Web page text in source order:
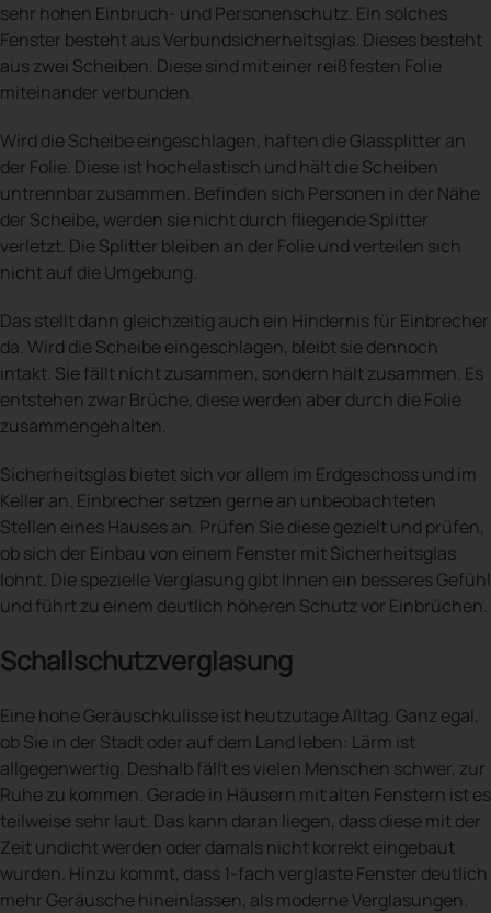
sehr hohen Einbruch- und Personenschutz. Ein solches
Fenster besteht aus Verbundsicherheitsglas. Dieses besteht
aus zwei Scheiben. Diese sind mit einer reißfesten Folie
miteinander verbunden.
Wird die Scheibe eingeschlagen, haften die Glassplitter an
der Folie. Diese ist hochelastisch und hält die Scheiben
untrennbar zusammen. Befinden sich Personen in der Nähe
der Scheibe, werden sie nicht durch fliegende Splitter
verletzt. Die Splitter bleiben an der Folie und verteilen sich
nicht auf die Umgebung.
Das stellt dann gleichzeitig auch ein Hindernis für Einbrecher
da. Wird die Scheibe eingeschlagen, bleibt sie dennoch
intakt. Sie fällt nicht zusammen, sondern hält zusammen. Es
entstehen zwar Brüche, diese werden aber durch die Folie
zusammengehalten.
Sicherheitsglas bietet sich vor allem im Erdgeschoss und im
Keller an. Einbrecher setzen gerne an unbeobachteten
Stellen eines Hauses an. Prüfen Sie diese gezielt und prüfen,
ob sich der Einbau von einem Fenster mit Sicherheitsglas
lohnt. Die spezielle Verglasung gibt Ihnen ein besseres Gefühl
und führt zu einem deutlich höheren Schutz vor Einbrüchen.
Schallschutzverglasung
Eine hohe Geräuschkulisse ist heutzutage Alltag. Ganz egal,
ob Sie in der Stadt oder auf dem Land leben: Lärm ist
allgegenwertig. Deshalb fällt es vielen Menschen schwer, zur
Ruhe zu kommen. Gerade in Häusern mit alten Fenstern ist es
teilweise sehr laut. Das kann daran liegen, dass diese mit der
Zeit undicht werden oder damals nicht korrekt eingebaut
wurden. Hinzu kommt, dass 1-fach verglaste Fenster deutlich
mehr Geräusche hineinlassen, als moderne Verglasungen.